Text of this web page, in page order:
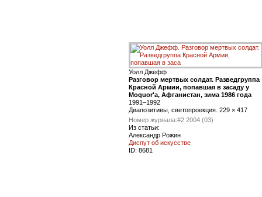
Уолл Джефф
Разговор мертвых солдат. Разведгруппа
Красной Армии, попавшая в засаду у
Moquor'a, Афганистан, зима 1986 года
1991–1992
Диапозитивы, светопроекция. 229 × 417
Номер журнала:#2 2004 (03)
Из статьи:
Александр Рожин
Диспут об искусстве
ID: 8681